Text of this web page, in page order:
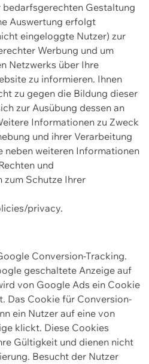
Gestaltung
Auswertung erfolgt
eingeloggte Nutzer) zur
Werbung und um
Netzwerks über Ihre
zu informieren. Ihnen
zu gegen die Bildung dieser
zur Ausübung dessen an
Informationen zu Zweck
und ihrer Verarbeitung
neben weiteren Informationen
und
zum Schutze Ihrer
privacy.
Conversion-Tracking.
geschaltete Anzeige auf
von Google Ads ein Cookie
Das Cookie für Conversion-
ein Nutzer auf eine von
klickt. Diese Cookies
Gültigkeit und dienen nicht
Besucht der Nutzer